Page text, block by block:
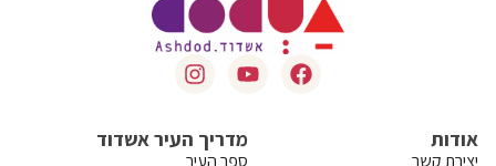
אודות
יצירת קשר
מדריך העיר אשדוד
ספר העיר